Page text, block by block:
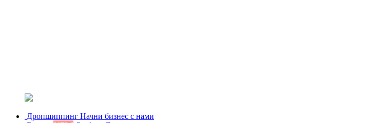
Дропшиппинг Начни бизнес с нами